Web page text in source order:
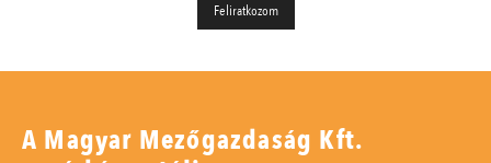
A Magyar Mezőgazdaság Kft.